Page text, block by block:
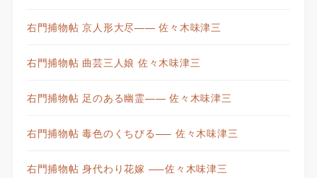
右門捕物帖 京人形大尽—— 佐々木味津三
右門捕物帖 曲芸三人娘 佐々木味津三
右門捕物帖 足のある幽霊—— 佐々木味津三
右門捕物帖 毒色のくちびる—– 佐々木味津三
右門捕物帖 身代わり花嫁 —–佐々木味津三